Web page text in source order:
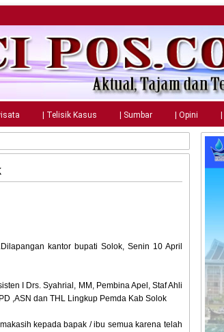
| Telisik Kasus | Sumbar | Opini
kantor bupati Solok, Senin 10 April
I Drs. Syahrial, MM, Pembina Apel, Staf Ahli
,ASN dan THL Lingkup Pemda Kab Solok
kepada bapak / ibu semua karena telah